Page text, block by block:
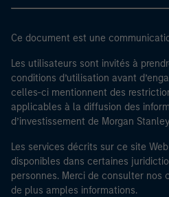
Ce document est une
Les utilisateurs sont invités à
conditions d’utilisation avant
celles-ci mentionnent des
applicables à la diffusion des
d’investissement de Morgan
Les services décrits sur ce site
disponibles dans certaines
personnes. Merci de consulter nos
de plus amples informations.